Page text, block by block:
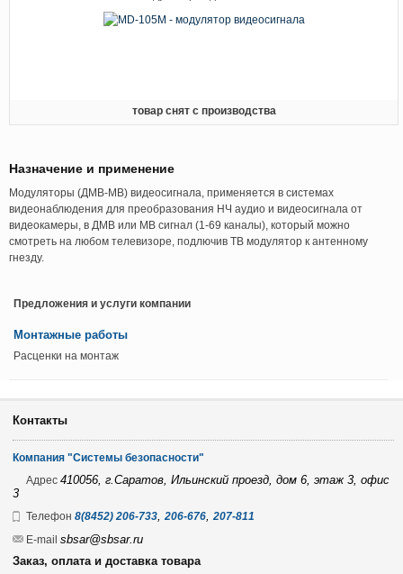
товар снят с производства
Назначение и применение
Модуляторы (ДМВ-МВ) видеосигнала, применяется в системах
видеонаблюдения для преобразования НЧ аудио и видеосигнала от
видеокамеры, в ДМВ или МВ сигнал (1-69 каналы), который можно
смотреть на любом телевизоре, подлючив ТВ модулятор к антенному
гнезду.
Предложения и услуги компании
Монтажные работы
Расценки на монтаж
Контакты
Компания "Системы безопасности"
Адрес 410056, г.Саратов, Ильинский проезд, дом 6, этаж 3, офис
3
Телефон 8(8452) 206-733,206-676,207-811
E-mail sbsar@sbsar.ru
Заказ, оплата и доставка товара